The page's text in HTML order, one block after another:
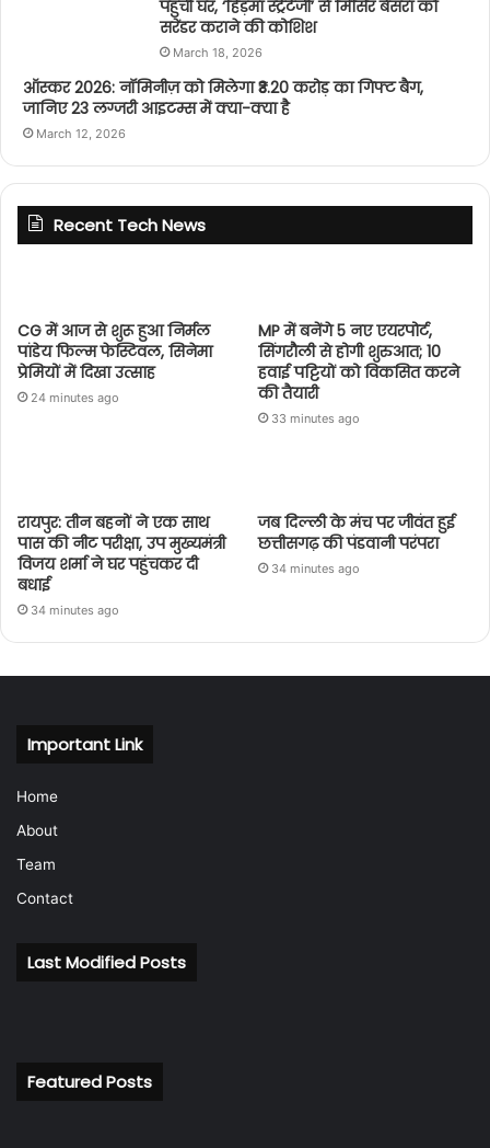
पहुंची घर, ‘हिड़मा स्ट्रेटेजी’ से मिसिर बेसरा को
सरेंडर कराने की कोशिश
March 18, 2026
ऑस्कर 2026: नॉमिनीज़ को मिलेगा ₹3.20 करोड़ का गिफ्ट बैग,
जानिए 23 लग्जरी आइटम्स में क्या-क्या है
March 12, 2026
Recent Tech News
CG में आज से शुरू हुआ निर्मल
पांडेय फिल्म फेस्टिवल, सिनेमा
प्रेमियों में दिखा उत्साह
24 minutes ago
MP में बनेंगे 5 नए एयरपोर्ट,
सिंगरौली से होगी शुरुआत; 10
हवाई पट्टियों को विकसित करने
की तैयारी
33 minutes ago
रायपुर: तीन बहनों ने एक साथ
पास की नीट परीक्षा, उप मुख्यमंत्री
विजय शर्मा ने घर पहुंचकर दी
बधाई
34 minutes ago
जब दिल्ली के मंच पर जीवंत हुई
छत्तीसगढ़ की पंडवानी परंपरा
34 minutes ago
Important Link
Home
About
Team
Contact
Last Modified Posts
Featured Posts